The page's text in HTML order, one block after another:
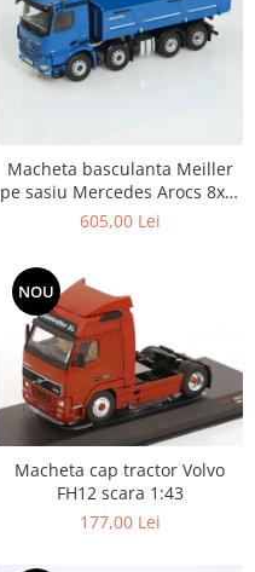
Macheta basculanta Meiller
pe sasiu Mercedes Arocs 8x4,
scara 1:50
605,00 Lei
NOU
Macheta cap tractor Volvo
FH12 scara 1:43
177,00 Lei